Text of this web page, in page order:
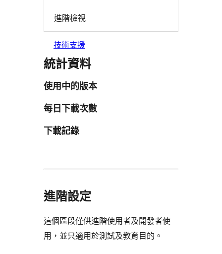
進階檢視
技術支援
統計資料
使用中的版本
每日下載次數
下載記錄
進階設定
這個區段僅供進階使用者及開發者使
用，並只適用於測試及教育目的。